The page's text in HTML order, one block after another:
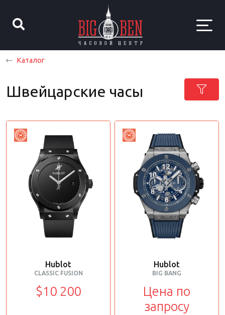
Каталог
Швейцарские часы
Hublot
CLASSIC FUSION
$10 200
Hublot
BIG BANG
Цена по
запросу